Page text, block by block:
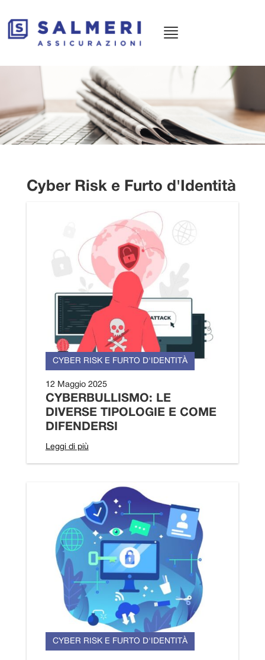
Menù
Cyber Risk e Furto d'Identità
CYBER RISK E FURTO D'IDENTITÀ
12 Maggio 2025
CYBERBULLISMO: LE
DIVERSE TIPOLOGIE E COME
DIFENDERSI
Leggi di più
CYBER RISK E FURTO D'IDENTITÀ